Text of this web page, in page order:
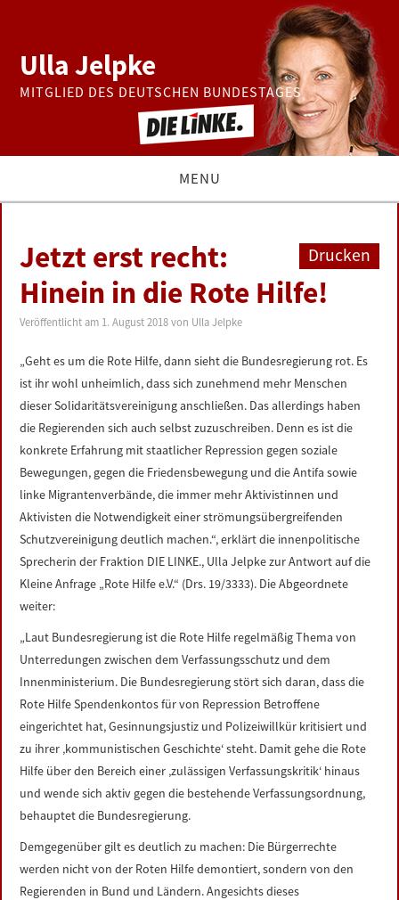
Ulla Jelpke
MITGLIED DES DEUTSCHEN BUNDESTAGES
MENU
BUNDESTAG
PRESSE
ZUR PERSON
LINKS
DATENSCHUTZERKLÄRUNG
IMPRESSUM
Drucken
Jetzt erst recht:
Hinein in die Rote Hilfe!
Veröffentlicht am 1. August 2018 von Ulla Jelpke
„Geht es um die Rote Hilfe, dann sieht die Bundesregierung rot. Es
ist ihr wohl unheimlich, dass sich zunehmend mehr Menschen
dieser Solidaritätsvereinigung anschließen. Das allerdings haben
die Regierenden sich auch selbst zuzuschreiben. Denn es ist die
konkrete Erfahrung mit staatlicher Repression gegen soziale
Bewegungen, gegen die Friedensbewegung und die Antifa sowie
linke Migrantenverbände, die immer mehr Aktivistinnen und
Aktivisten die Notwendigkeit einer strömungsübergreifenden
Schutzvereinigung deutlich machen.“, erklärt die innenpolitische
Sprecherin der Fraktion DIE LINKE., Ulla Jelpke zur Antwort auf die
Kleine Anfrage „Rote Hilfe e.V.“ (Drs. 19/3333). Die Abgeordnete
weiter:
„Laut Bundesregierung ist die Rote Hilfe regelmäßig Thema von
Unterredungen zwischen dem Verfassungsschutz und dem
Innenministerium. Die Bundesregierung stört sich daran, dass die
Rote Hilfe Spendenkontos für von Repression Betroffene
eingerichtet hat, Gesinnungsjustiz und Polizeiwillkür kritisiert und
zu ihrer ‚kommunistischen Geschichte‘ steht. Damit gehe die Rote
Hilfe über den Bereich einer ‚zulässigen Verfassungskritik‘ hinaus
und wende sich aktiv gegen die bestehende Verfassungsordnung,
behauptet die Bundesregierung.
Demgegenüber gilt es deutlich zu machen: Die Bürgerrechte
werden nicht von der Roten Hilfe demontiert, sondern von den
Regierenden in Bund und Ländern. Angesichts dieses